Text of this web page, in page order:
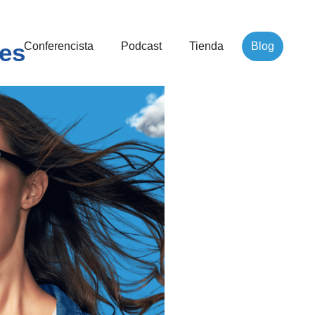
Conferencista Podcast Tienda Blog